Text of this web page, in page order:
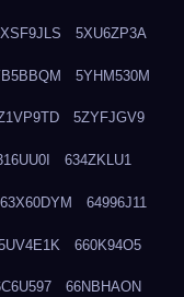
5XU6ZP3A
5YHM530M
5ZYFJGV9
634ZKLU1
63X60DYM 64996J11
660K94O5
66NBHAON